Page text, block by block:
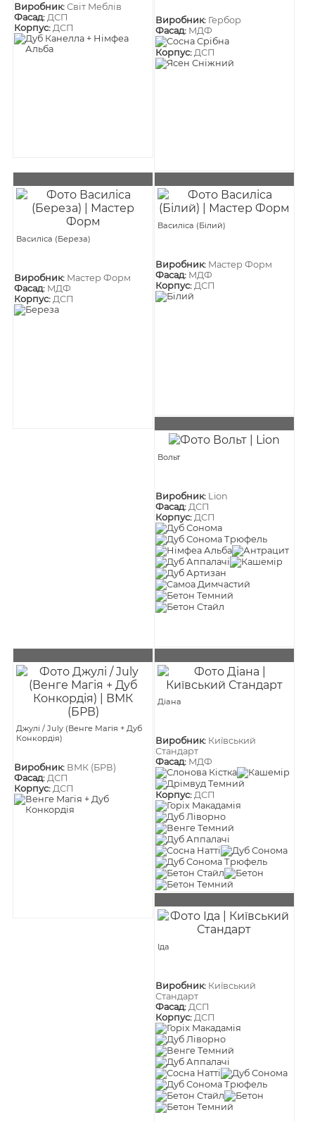
Виробник:Світ Меблів
Фасад: ДСП
Корпус: ДСП
Виробник: Гербор
Фасад: МДФ
Корпус: ДСП
Василіса (Береза)
Виробник: Мастер Форм
Фасад: МДФ
Корпус:ДСП
Василіса (Білий)
Виробник: Мастер Форм
Фасад: МДФ
Корпус: ДСП
Вольт
Виробник: Lion
Фасад: ДСП
Корпус: ДСП
Джулі / July (Венге Магія + Дуб
Конкордія)
Виробник: ВМК (БРВ)
Фасад:ДСП
Корпус:ДСП
Діана
Виробник: Київський
Стандарт
Фасад: МДФ
Корпус: ДСП
Іда
Виробник: Київський
Стандарт
Фасад: ДСП
Корпус: ДСП